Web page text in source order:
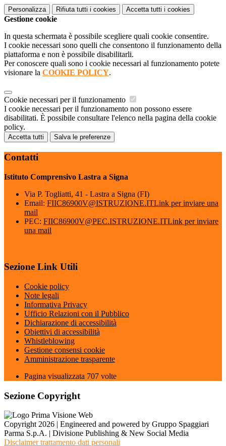
Personalizza Rifiuta tutti i cookies Accetta tutti i cookies
Gestione cookie
In questa schermata è possibile scegliere quali cookie consentire.
I cookie necessari sono quelli che consentono il funzionamento della
piattaforma e non è possibile disabilitarli.
Per conoscere quali sono i cookie necessari al funzionamento potete
visionare la COOKIE POLICY.
Cookie necessari per il funzionamento
I cookie necessari per il funzionamento non possono essere
disabilitati. È possibile consultare l'elenco nella pagina della cookie
policy.
Accetta tutti Salva le preferenze
Contatti
Istituto Comprensivo Lastra a Signa
Via P. Togliatti, 41 - Lastra a Signa (FI)
Email: FIIC86900V@ISTRUZIONE.ITLink per inviare una
mail
PEC: FIIC86900V@PEC.ISTRUZIONE.ITLink per inviare
una mail
Sezione Link Utili
Cookie policy
Note legali
Informativa Privacy
Ufficio Relazioni con il Pubblico
Dichiarazione di accessibilità
Obiettivi di accessibilità
Whistleblowing
Gestione consensi cookie
Amministrazione trasparente
Pagina visualizzata 707 volte
Sezione Copyright
Copyright 2026 | Engineered and powered by Gruppo Spaggiari
Parma S.p.A. | Divisione Publishing & New Social Media
Disclaimer trattamento dati personali